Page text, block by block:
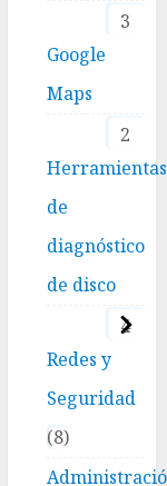
3
Google
Maps
2
Herramientas
de
diagnóstico
de disco
4
Redes y
Seguridad
8